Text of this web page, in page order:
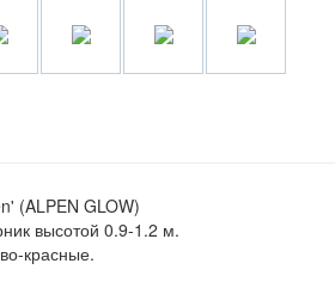
(ALPEN GLOW)
высотой 0.9-1.2 м.
красные.